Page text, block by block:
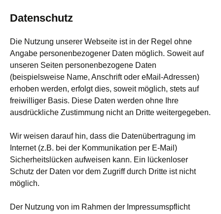
Datenschutz
Die Nutzung unserer Webseite ist in der Regel ohne
Angabe personenbezogener Daten möglich. Soweit auf
unseren Seiten personenbezogene Daten
(beispielsweise Name, Anschrift oder eMail-Adressen)
erhoben werden, erfolgt dies, soweit möglich, stets auf
freiwilliger Basis. Diese Daten werden ohne Ihre
ausdrückliche Zustimmung nicht an Dritte weitergegeben.
Wir weisen darauf hin, dass die Datenübertragung im
Internet (z.B. bei der Kommunikation per E-Mail)
Sicherheitslücken aufweisen kann. Ein lückenloser
Schutz der Daten vor dem Zugriff durch Dritte ist nicht
möglich.
Der Nutzung von im Rahmen der Impressumspflicht